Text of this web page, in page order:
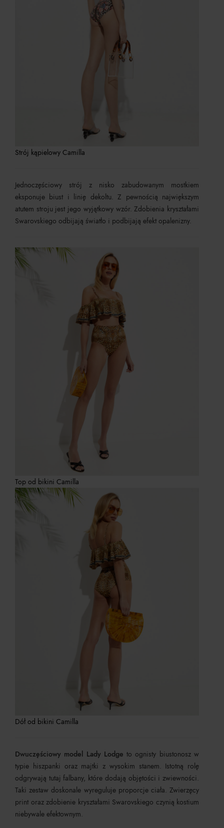
Strój kąpielowy Camilla
Jednoczęściowy strój z nisko zabudowanym mostkiem
eksponuje biust i linię dekoltu. Z pewnością największym
atutem stroju jest jego wyjątkowy wzór. Zdobienia kryształami
Swarovskiego odbijają światło i podbijają efekt opalenizny.
Top od bikini Camilla
Dół od bikini Camilla
Dwuczęściowy model Lady Lodge to ognisty biustonosz w
typie hiszpanki oraz majtki z wysokim stanem. Istotną rolę
odgrywają tutaj falbany, które dodają objętości i zwiewności.
Taki zestaw doskonale wyreguluje proporcje ciała. Zwierzęcy
print oraz zdobienie kryształami Swarovskiego czynią kostium
niebywale efektownym.